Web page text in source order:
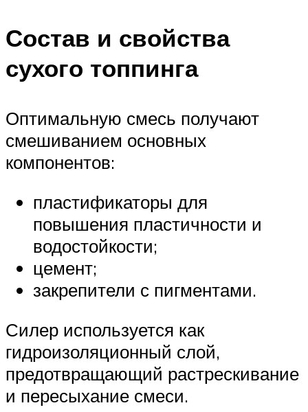
Состав и свойства
сухого топпинга
Оптимальную смесь получают
смешиванием основных
компонентов:
пластификаторы для
повышения пластичности и
водостойкости;
цемент;
закрепители с пигментами.
Силер используется как
гидроизоляционный слой,
предотвращающий растрескивание
и пересыхание смеси.